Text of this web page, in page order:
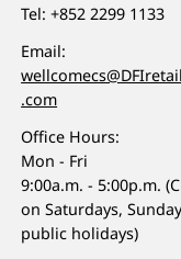
Tel:+852 2299 1133
Email:
.com
Office Hours:
Mon - Fri
9:00a.m. - 5:00p.m.
on Saturdays,
public holidays)